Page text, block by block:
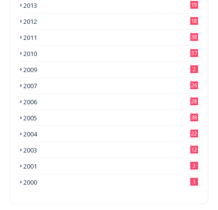
2013 19
2012 18
2011 38
2010 37
2009 2
2007 26
2006 28
2005 38
2004 22
2003 12
2001 3
2000 1